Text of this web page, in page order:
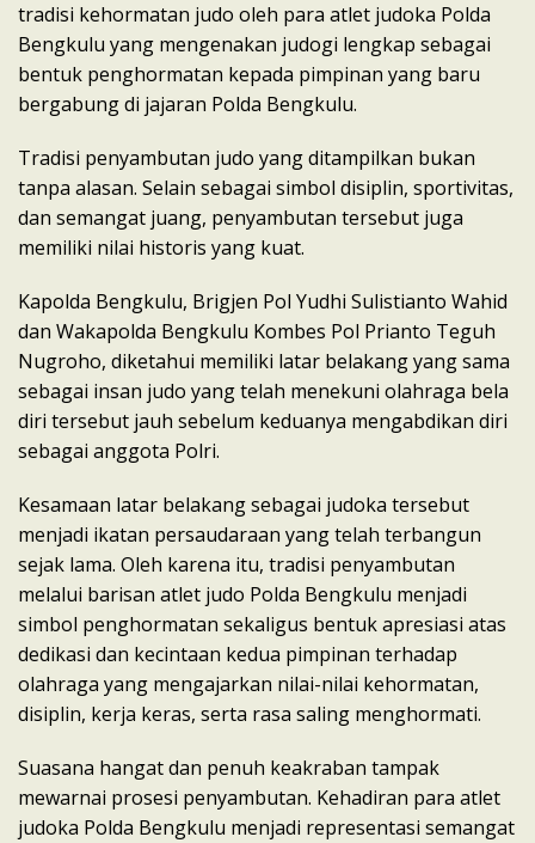
tradisi kehormatan judo oleh para atlet judoka Polda
Bengkulu yang mengenakan judogi lengkap sebagai
bentuk penghormatan kepada pimpinan yang baru
bergabung di jajaran Polda Bengkulu.
Tradisi penyambutan judo yang ditampilkan bukan
tanpa alasan. Selain sebagai simbol disiplin, sportivitas,
dan semangat juang, penyambutan tersebut juga
memiliki nilai historis yang kuat.
Kapolda Bengkulu, Brigjen Pol Yudhi Sulistianto Wahid
dan Wakapolda Bengkulu Kombes Pol Prianto Teguh
Nugroho, diketahui memiliki latar belakang yang sama
sebagai insan judo yang telah menekuni olahraga bela
diri tersebut jauh sebelum keduanya mengabdikan diri
sebagai anggota Polri.
Kesamaan latar belakang sebagai judoka tersebut
menjadi ikatan persaudaraan yang telah terbangun
sejak lama. Oleh karena itu, tradisi penyambutan
melalui barisan atlet judo Polda Bengkulu menjadi
simbol penghormatan sekaligus bentuk apresiasi atas
dedikasi dan kecintaan kedua pimpinan terhadap
olahraga yang mengajarkan nilai-nilai kehormatan,
disiplin, kerja keras, serta rasa saling menghormati.
Suasana hangat dan penuh keakraban tampak
mewarnai prosesi penyambutan. Kehadiran para atlet
judoka Polda Bengkulu menjadi representasi semangat